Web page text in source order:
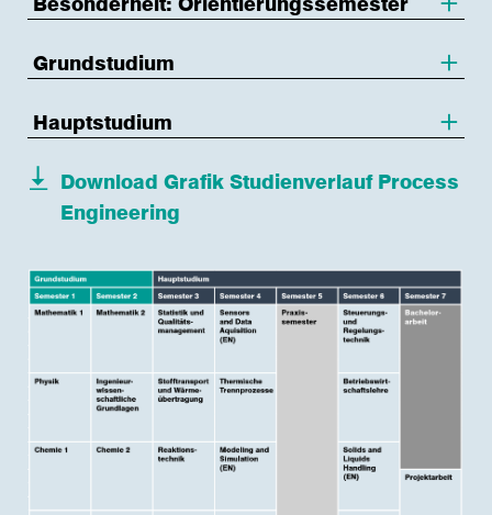
Grundstudium
Hauptstudium
Download Grafik Studienverlauf Process
Engineering